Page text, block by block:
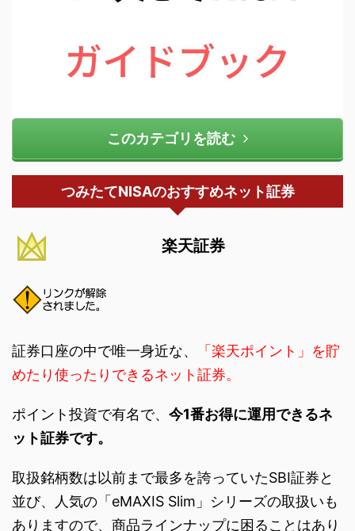
このカテゴリを読む
つみたてNISAのおすすめネット証券
楽天証券
証券口座の中で唯一身近な、
「楽天ポイント」を貯
めたり使ったりできるネット証券。
ポイント投資で有名で、 今1番お得に運用できるネ
ット証券です。
取扱銘柄数は以前まで最多を誇っていたSBI証券と
並び、人気の「eMAXIS Slim」シリーズの取扱いも
ありますので、商品ラインナップに困ることはあり